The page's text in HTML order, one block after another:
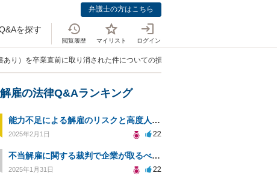
弁護士の方はこちら
を探す
閲覧履歴 マイリスト ログイン
り）を卒業直前に取り消された件についての損害賠償の可否」
雇の法律Q&Aランキング
能力不足による解雇のリスクと高度人材採用の注意点とは？
2025年2月1日 22
不当解雇に関する裁判で企業が取るべき対応とは？
2025年1月31日 22